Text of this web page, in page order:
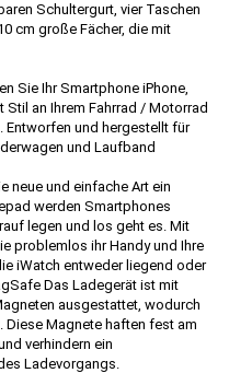
Schultergurt, vier Taschen
cm große Fächer, die mit
Sie Ihr Smartphone iPhone,
an Ihrem Fahrrad / Motorrad
Entworfen und hergestellt für
und Laufband
neue und einfache Art ein
werden Smartphones
legen und los geht es. Mit
problemlos ihr Handy und Ihre
iWatch entweder liegend oder
Das Ladegerät ist mit
ausgestattet, wodurch
Magnete haften fest am
verhindern ein
Ladevorgangs.